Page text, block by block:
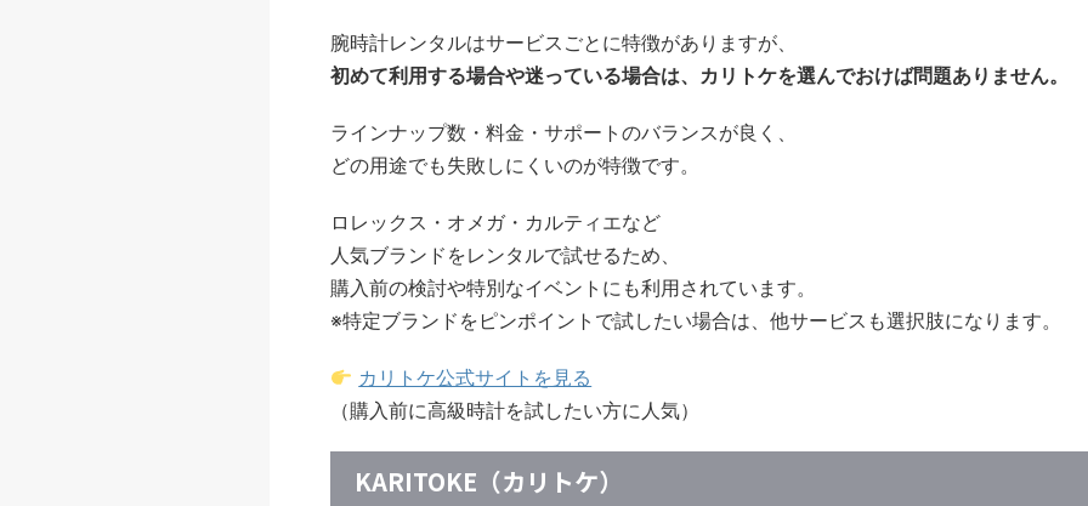
腕時計レンタルはサービスごとに特徴がありますが、
初めて利用する場合や迷っている場合は、カリトケを選んでおけば問題ありません。
ラインナップ数・料金・サポートのバランスが良く、
どの用途でも失敗しにくいのが特徴です。
ロレックス・オメガ・カルティエなど
人気ブランドをレンタルで試せるため、
購入前の検討や特別なイベントにも利用されています。
※特定ブランドをピンポイントで試したい場合は、他サービスも選択肢になります。
カリトケ公式サイトを見る
（購入前に高級時計を試したい方に人気）
KARITOKE（カリトケ）